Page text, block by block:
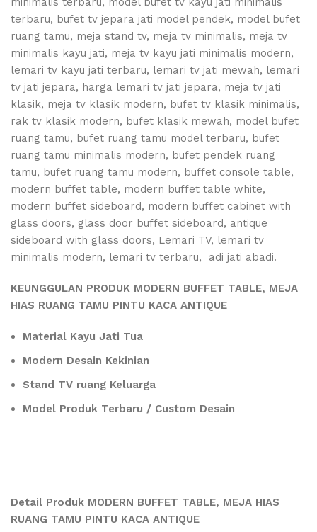
KEUNGGULAN PRODUK MODERN BUFFET TABLE, MEJA
HIAS RUANG TAMU PINTU KACA ANTIQUE
Material Kayu Jati Tua
Modern Desain Kekinian
Stand TV ruang Keluarga
Model Produk Terbaru / Custom Desain
Detail Produk MODERN BUFFET TABLE, MEJA HIAS
RUANG TAMU PINTU KACA ANTIQUE